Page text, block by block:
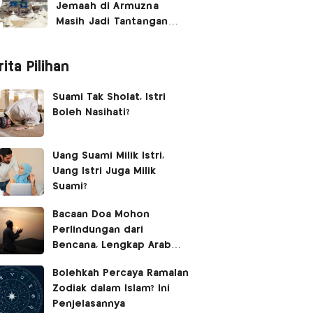
Jemaah di Armuzna
Masih Jadi Tantangan
Pilihan
Suami Tak Sholat, Istri
Boleh Nasihati?
Uang Suami Milik Istri,
Uang Istri Juga Milik
Suami?
Bacaan Doa Mohon
Perlindungan dari
Bencana, Lengkap Arab
Bolehkah Percaya Ramalan
Zodiak dalam Islam? Ini
Penjelasannya